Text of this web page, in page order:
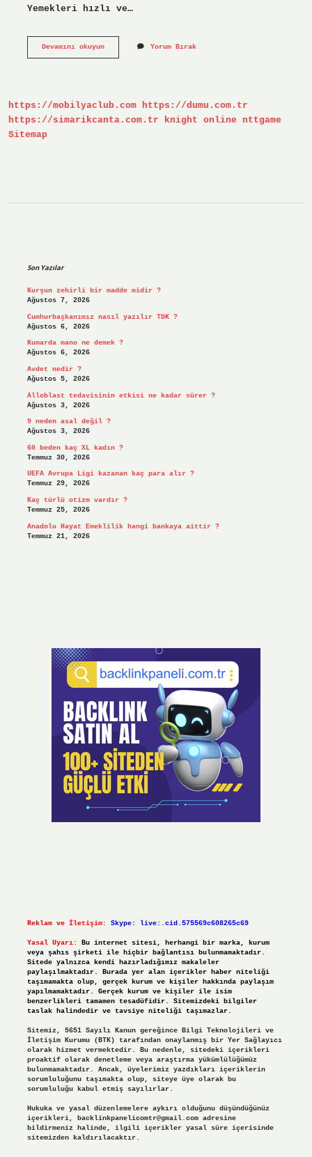
Yemekleri hızlı ve…
Devamını okuyunAirfryer
Yorum Bırak
https://mobilyaclub.com https://dumu.com.tr
https://simarikcanta.com.tr
knight online
nttgame
Sitemap
Son Yazılar
Kurşun zehirli bir madde midir ?
Ağustos 7, 2026
Cumhurbaşkanımız nasıl yazılır TDK ?
Ağustos 6, 2026
Kumarda mano ne demek ?
Ağustos 6, 2026
Avdet nedir ?
Ağustos 5, 2026
Alloblast tedavisinin etkisi ne kadar sürer ?
Ağustos 3, 2026
9 neden asal değil ?
Ağustos 3, 2026
60 beden kaç XL kadın ?
Temmuz 30, 2026
UEFA Avrupa Ligi kazanan kaç para alır ?
Temmuz 29, 2026
Kaç türlü otizm vardır ?
Temmuz 25, 2026
Anadolu Hayat Emeklilik hangi bankaya aittir ?
Temmuz 21, 2026
Reklam ve İletişim: Skype: live:.cid.575569c608265c69
Yasal Uyarı:
Bu internet sitesi, herhangi bir marka, kurum
veya şahıs şirketi ile hiçbir bağlantısı bulunmamaktadır.
Sitede yalnızca kendi hazırladığımız makaleler
paylaşılmaktadır. Burada yer alan içerikler haber niteliği
taşımamakta olup, gerçek kurum ve kişiler hakkında paylaşım
yapılmamaktadır. Gerçek kurum ve kişiler ile isim
benzerlikleri tamamen tesadüfidir. Sitemizdeki bilgiler
taslak halindedir ve tavsiye niteliği taşımazlar.
Sitemiz, 5651 Sayılı Kanun gereğince Bilgi Teknolojileri ve
İletişim Kurumu (BTK) tarafından onaylanmış bir Yer Sağlayıcı
olarak hizmet vermektedir. Bu nedenle, sitedeki içerikleri
proaktif olarak denetleme veya araştırma yükümlülüğümüz
bulunmamaktadır. Ancak, üyelerimiz yazdıkları içeriklerin
sorumluluğunu taşımakta olup, siteye üye olarak bu
sorumluluğu kabul etmiş sayılırlar.
Hukuka ve yasal düzenlemelere aykırı olduğunu düşündüğünüz
içerikleri, backlinkpanelicomtr@gmail.comadresine
bildirmeniz halinde, ilgili içerikler yasal süre içerisinde
sitemizden kaldırılacaktır.